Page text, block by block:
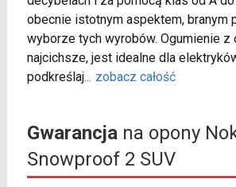
obecnie istotnym aspektem, branym
wyborze tych wyrobów. Ogumienie z
najcichsze, jest idealne dla
podkreślaj... zobacz całość
Gwarancjana opony
Snowproof 2 SUV